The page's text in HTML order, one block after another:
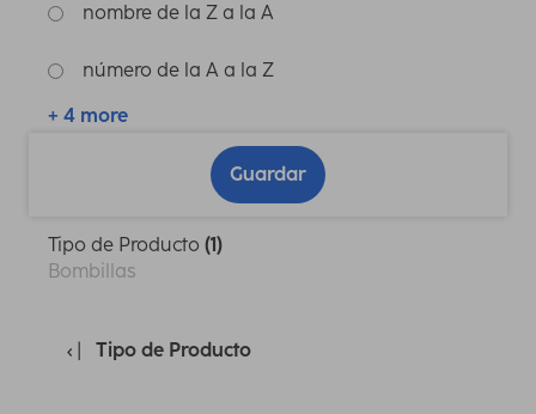
nombre de la Z a la A
número de la A a la Z
+ 4 more
Guardar
Tipo de Producto (1)
Bombillas
Tipo de Producto